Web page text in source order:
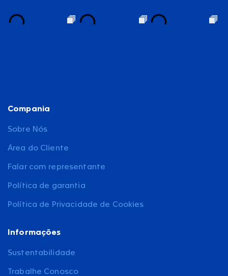
Compania
Sobre Nós
Área do Cliente
Falar com representante
Política de garantia
Política de Privacidade de Cookies
Informações
Sustentabilidade
Trabalhe Conosco